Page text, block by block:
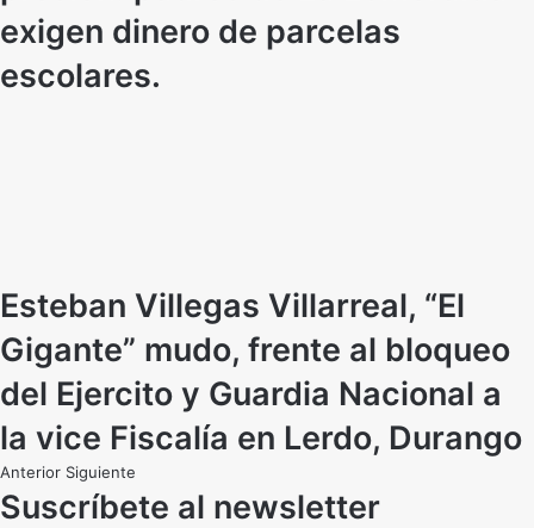
exigen dinero de parcelas
escolares.
Esteban Villegas Villarreal, “El
Gigante” mudo, frente al bloqueo
del Ejercito y Guardia Nacional a
la vice Fiscalía en Lerdo, Durango
Anterior Siguiente
Suscríbete al newsletter